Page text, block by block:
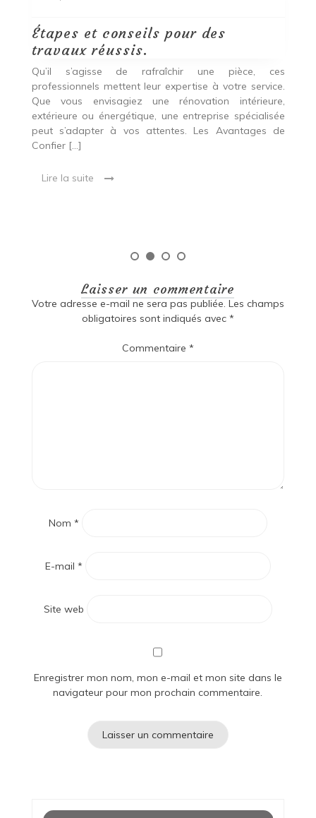
Découvrez les styles les plus
chauds en rénovation de maison
cette année.
La rénovation de maison est une démarche
passionnante qui peut substantiellement changer un
espace de vie, améliorant non seulement son
esthétique, mais aussi sa fonctionnalité. Que l’objectif
soit de rafraîchir un espace désuet ou d’augmenter
Laisser un commentaire
Votre adresse e-mail ne sera pas publiée. Les champs
obligatoires sont indiqués avec *
Commentaire *
Nom *
E-mail *
Site web
Enregistrer mon nom, mon e-mail et mon site dans le
navigateur pour mon prochain commentaire.